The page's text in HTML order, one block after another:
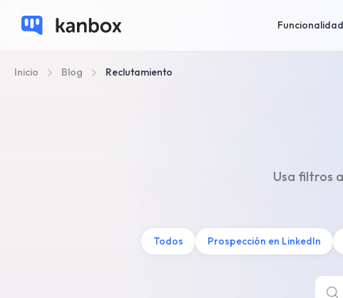
Inicio Blog Reclutamiento
Usa filtros
Todos Prospección en LinkedIn